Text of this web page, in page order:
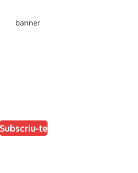
Subscriu-te